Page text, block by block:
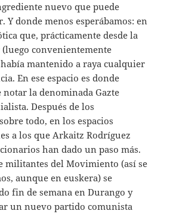
nuevo que puede
Y donde menos esperábamos: en
que, prácticamente desde la
convenientemente
mantenido a raya cualquier
En ese espacio es donde
notar la denominada Gazte
Después de los
todo, en los espacios
a los que Arkaitz Rodríguez
han dado un paso más.
militantes del Movimiento (así se
aunque en euskera) se
fin de semana en Durango y
un nuevo partido comunista